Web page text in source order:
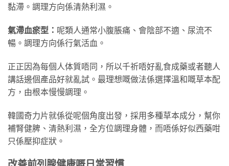
黏滯。調理方向係清熱利濕。
氣滯血瘀型： 呢類人通常小腹脹痛、會陰部不適、尿流不
暢。調理方向係行氣活血。
正正因為每個人体質唔同，所以千祈唔好亂食成藥或者聽人
講話邊個產品好就亂試。最理想嘅做法係選擇溫和嘅草本配
方，由根本慢慢調理。
韓國奇力片就係從呢個角度出發，採用多種草本成分，幫你
補腎健脾、清熱利濕，全方位調理身體，而唔係好似西藥咁
只係壓抑症狀。